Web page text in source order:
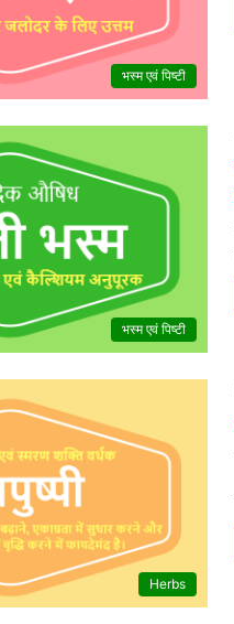
भस्म एवं पिष्टी
भस्म एवं पिष्टी
Herbs